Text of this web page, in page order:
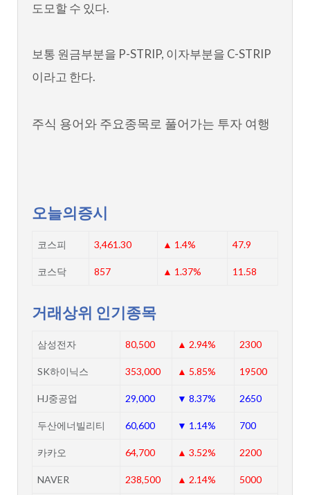
도모할 수 있다.
보통 원금부분을 P-STRIP, 이자부분을 C-STRIP
이라고 한다.
주식 용어와 주요종목로 풀어가는 투자 여행
오늘의증시
코스피 3,461.30 ▲ 1.4% 47.9
코스닥 857 ▲ 1.37% 11.58
거래상위 인기종목
삼성전자 80,500 ▲ 2.94% 2300
SK하이닉스 353,000 ▲ 5.85% 19500
HJ중공업 29,000 ▼ 8.37% 2650
두산에너빌리티 60,600 ▼ 1.14% 700
카카오 64,700 ▲ 3.52% 2200
NAVER 238,500 ▲ 2.14% 5000